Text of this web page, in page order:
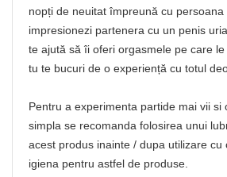
nopți de neuitat împreună cu
impresionezi partenera cu un penis
te ajută să îi oferi orgasmele pe care
tu te bucuri de o experiență cu totul
Pentru a experimenta partide mai vii si
simpla se recomanda folosirea unui
acest produs inainte / dupa utilizare cu
igiena pentru astfel de produse.